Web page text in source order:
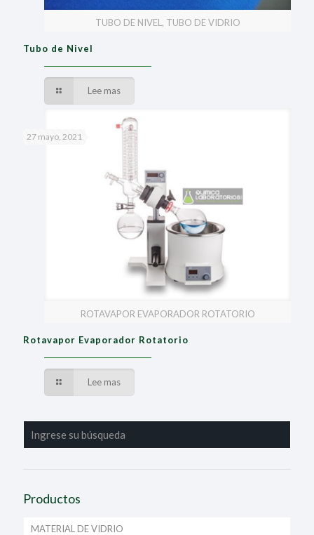
TUBO DE NIVEL, TUBO DE VIDRIO
Tubo de Nivel
Lee mas
ROTAVAPOR EVAPORADOR ROTATORIO
27 mayo, 2021
Rotavapor Evaporador Rotatorio
Lee mas
Productos
MATERIAL DE VIDRIO